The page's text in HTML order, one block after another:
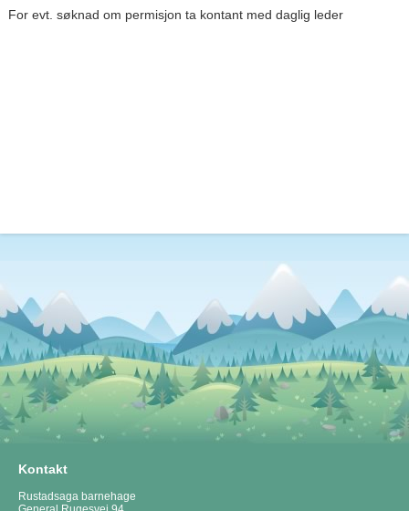
For evt. søknad om permisjon ta kontant med daglig leder
Kontakt
Rustadsaga barnehage